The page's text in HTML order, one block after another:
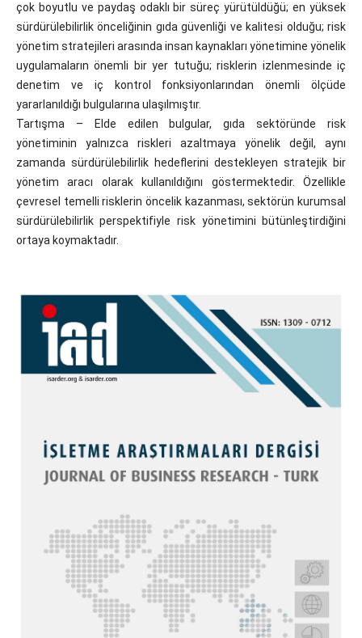
çok boyutlu ve paydaş odaklı bir süreç yürütüldüğü; en yüksek
sürdürülebilirlik önceliğinin gıda güvenliği ve kalitesi olduğu; risk
yönetim stratejileri arasında insan kaynakları yönetimine yönelik
uygulamaların önemli bir yer tutuğu; risklerin izlenmesinde iç
denetim ve iç kontrol fonksiyonlarından önemli ölçüde
yararlanıldığı bulgularına ulaşılmıştır.
Tartışma – Elde edilen bulgular, gıda sektöründe risk
yönetiminin yalnızca riskleri azaltmaya yönelik değil, aynı
zamanda sürdürülebilirlik hedeflerini destekleyen stratejik bir
yönetim aracı olarak kullanıldığını göstermektedir. Özellikle
çevresel temelli risklerin öncelik kazanması, sektörün kurumsal
sürdürülebilirlik perspektifiyle risk yönetimini bütünleştirdiğini
ortaya koymaktadır.